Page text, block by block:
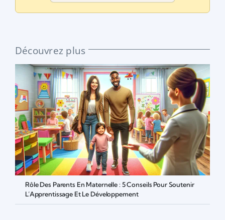
Découvrez plus
Rôle Des Parents En Maternelle : 5 Conseils Pour Soutenir
L’Apprentissage Et Le Développement